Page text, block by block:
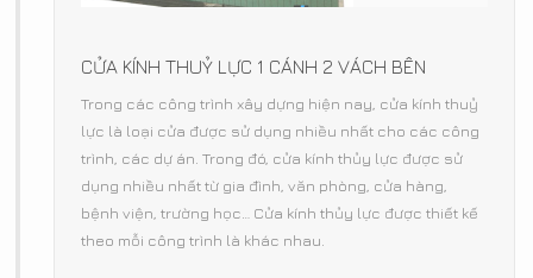
CỬA KÍNH THUỶ LỰC 1 CÁNH 2 VÁCH BÊN
Trong các công trình xây dựng hiện nay, cửa kính thuỷ
lực là loại cửa được sử dụng nhiều nhất cho các công
trình, các dự án. Trong đó, cửa kính thủy lực được sử
dụng nhiều nhất từ gia đình, văn phòng, cửa hàng,
bệnh viện, trường học… Cửa kính thủy lực được thiết kế
theo mỗi công trình là khác nhau.